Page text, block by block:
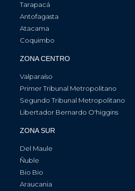
Tarapacá
Antofagasta
Atacama
Coquimbo
ZONA CENTRO
Valparaíso
Primer Tribunal Metropolitano
Segundo Tribunal Metropolitano
Libertador Bernardo O'higgins
ZONA SUR
Del Maule
Ñuble
Bio Bio
Araucania